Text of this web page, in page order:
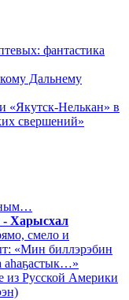
фантастика
Дальнему
«Якутск-Нелькан» в
свершений»
- Харысхал
смело и
«Мин биллэрэбин
аһаҕастык…»
из Русской Америки